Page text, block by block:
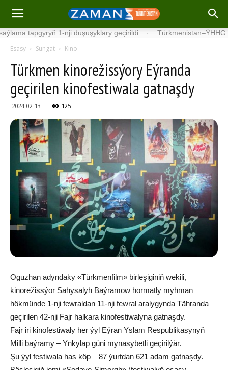
tapgyryň 1-nji duşuşyklary geçirildi · Türkmenistan–ÝHHG:
Esasy Sungat Kino
Türkmen kinorežissýory Eýranda
geçirilen kinofestiwala gatnaşdy
2024-02-13 125
Oguzhan adyndaky «Türkmenfilm» birleşiginiň wekili,
kinorežissýor Sahysalyh Baýramow hormatly myhman
hökmünde 1-nji fewraldan 11-nji fewral aralygynda Tähranda
geçirilen 42-nji Fajr halkara kinofestiwalyna gatnaşdy.
Fajr iri kinofestiwaly her ýyl Eýran Yslam Respublikasynyň
Milli baýramy – Ynkylap güni mynasybetli geçirilýär.
Şu ýyl festiwala has köp – 87 ýurtdan 621 adam gatnaşdy.